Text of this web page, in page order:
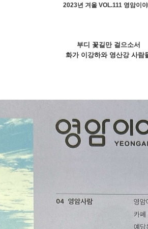
2023년 겨울 VOL.111 영암이
부디 꽃길만 걸으소서
화가 이강하와 영산강 사람